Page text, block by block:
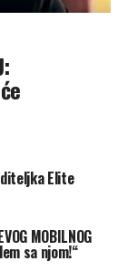
Elite
MOBILNOG
sa njom!“